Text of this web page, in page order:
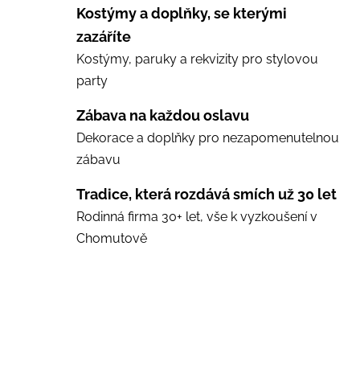
Kostýmy a doplňky, se kterými
zazáříte
Kostýmy, paruky a rekvizity pro stylovou
party
Zábava na každou oslavu
Dekorace a doplňky pro nezapomenutelnou
zábavu
Tradice, která rozdává smích už 30 let
Rodinná firma 30+ let, vše k vyzkoušení v
Chomutově